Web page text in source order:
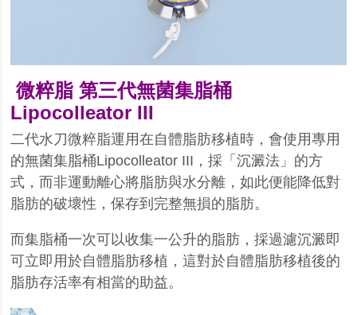
微粹脂 第三代無菌集脂桶
Lipocolleator III
二代水刀微粹脂運用在自體脂肪移植時，會使用專用
的無菌集脂桶Lipocolleator III，採「沉澱法」的方
式，而非運動離心將脂肪與水分離，如此便能降低對
脂肪的破壞性，保存到完整無損的脂肪。
而集脂桶一次可以收集一公升的脂肪，採過濾沉澱即
可立即用於自體脂肪移植，這對於自體脂肪移植後的
脂肪存活率有相當的助益。